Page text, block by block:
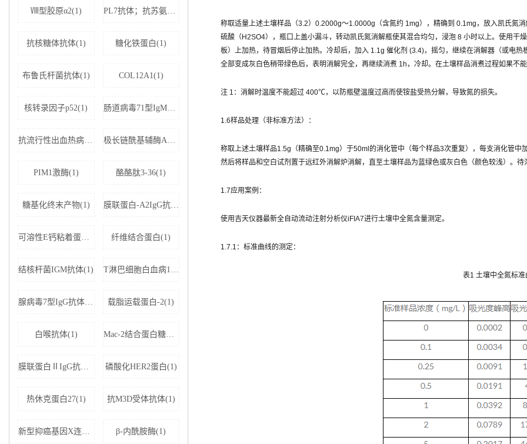
Ⅷ型胶原α2(1) PL7抗体；抗苏氨酰tRNA合成酶(1)
抗核糖体抗体(1) 糖化铁蛋白(1)
布鲁氏杆菌抗体(1) COL12A1(1)
核转录因子p52(1) 肠道病毒71型IgM抗体(1)
抗流行性出血热病毒IgM抗体(1) 极长链酰基辅酶A脱氢酶(1)
PIM1激酶(1) 酪酪肽3-36(1)
糖基化终末产物(1) 膜联蛋白-A2IgG抗体(1)
可溶性E钙粘着蛋白;可溶性上皮性钙黏附蛋白(1) 纤维结合蛋白(1)
结核杆菌IGM抗体(1) T淋巴细胞白血病1+2型病毒(1)
腺病毒7型IgG抗体(1) 载脂运载蛋白-2(1)
白喉抗体(1) Mac-2结合蛋白糖基化异构体(1)
膜联蛋白ⅡIgG抗体(1) 磷酸化HER2蛋白(1)
热休克蛋白27(1) 抗M3D受体抗体(1)
新型抑癌基因X连锁凋亡抑制蛋白相关因子-1(1) β-内酰胺酶(1)
称取适量上述土壤样品（3.2）0.2000g～1.0000g（含氮约 1mg），精确到 0.1mg，放入凯氏氮
硫酸（H2SO4），瓶口上盖小漏斗，转动凯氏氮消解瓶使其混合均匀，浸泡 8 小时以上。使用
板）上加热，待冒烟后停止加热。冷却后，加入 1.1g 催化剂 (3.4)，摇匀，继续在消解器（或电
全部变成灰白色稍带绿色后，表明消解完全，再继续消煮 1h，冷却。在土壤样品消煮过程如果不
注 1：消解时温度不能超过 400℃，以防瓶壁温度过高而使铵盐受热分解，导致氮的损失。
1.6样品处理（非标准方法）：
称取上述土壤样品1.5g（精确至0.1mg）于50ml的消化管中（每个样品3次重复），每支消化管
然后将样品和空白试剂置于远红外消解炉消解，直至土壤样品为蓝绿色或灰白色（颜色较浅）。
1.7应用案例：
使用吉天仪器最新全自动流动注射分析仪iFIA7进行土壤中全氮含量测定。
1.7.1：标准曲线的测定：
表1 土壤中全氮标准